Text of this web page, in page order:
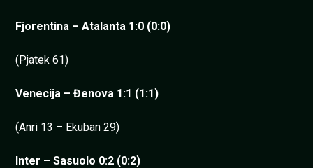
Fjorentina – Atalanta 1:0 (0:0)
(Pjatek 61)
Venecija – Đenova 1:1 (1:1)
(Anri 13 – Ekuban 29)
Inter – Sasuolo 0:2 (0:2)